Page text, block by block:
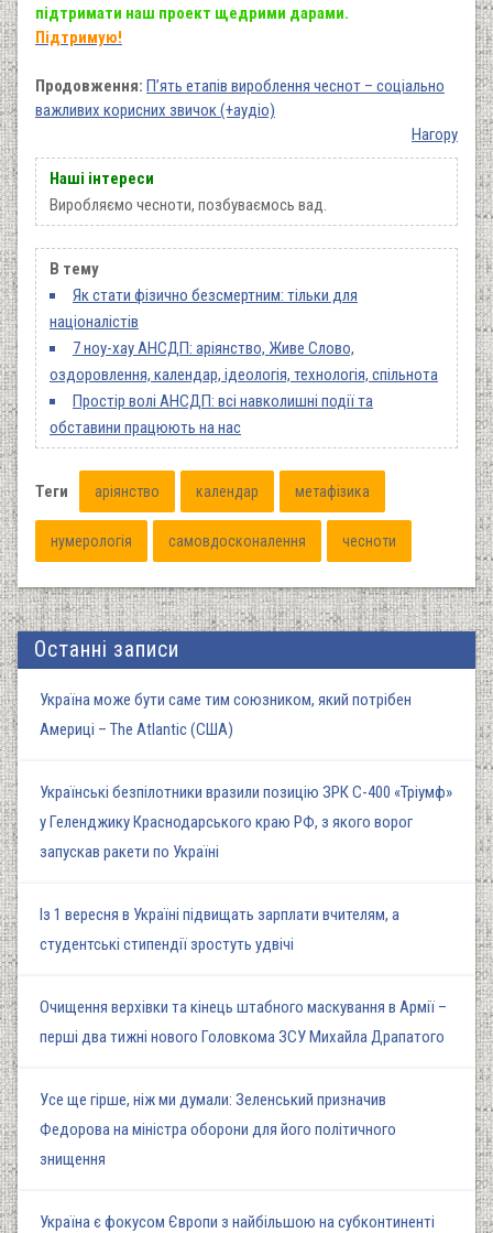
підтримати наш проект щедрими дарами.
Підтримую!
Продовження: П’ять етапів вироблення чеснот – соціально
важливих корисних звичок (+аудіо)
Нагору
Наші інтереси
Виробляємо чесноти, позбуваємось вад.
В тему
Як стати фізично безсмертним: тільки для
націоналістів
7 ноу-хау АНСДП: аріянство, Живе Слово,
оздоровлення, календар, ідеологія, технологія, спільнота
Простір волі АНСДП: всі навколишні події та
обставини працюють на нас
Теги аріянство календар метафізика
нумерологія самовдосконалення чесноти
Останні записи
Україна може бути саме тим союзником, який потрібен
Америці – The Atlantic (США)
Українські безпілотники вразили позицію ЗРК С-400 «Тріумф»
у Геленджику Краснодарського краю РФ, з якого ворог
запускав ракети по Україні
Із 1 вересня в Україні підвищать зарплати вчителям, а
студентські стипендії зростуть удвічі
Очищення верхівки та кінець штабного маскування в Армії –
перші два тижні нового Головкома ЗСУ Михайла Драпатого
Усе ще гірше, ніж ми думали: Зеленський призначив
Федорова на міністра оборони для його політичного
знищення
Україна є фокусом Європи з найбільшою на субконтиненті